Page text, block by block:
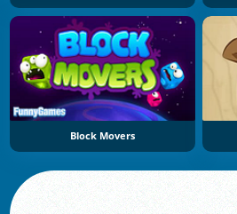
Block Movers